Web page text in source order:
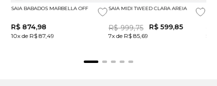
SAIA BABADOS MARBELLA OFF
R$ 874,98
10x de R$ 87,49
SAIA MIDI TWEED CLARA AREIA
R$ 999,75 R$ 599,85
7x de R$ 85,69